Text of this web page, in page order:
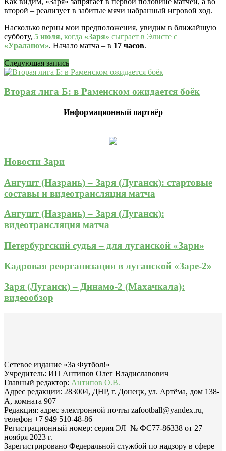
второй – реализует в забитые мячи набранный игровой ход.
Насколько верны мои предположения, увидим в ближайшую
субботу, 5 июля, когда «Заря» сыграет в Элисте с
«Ураланом». Начало матча – в 17 часов.
Следующая запись
Вторая лига Б: в Раменском ожидается боёк
Информационный партнёр
Новости Зари
Ангушт (Назрань) – Заря (Луганск): стартовые
составы и видеотрансляция матча
Ангушт (Назрань) – Заря (Луганск):
видеотрансляция матча
Петербургский судья – для луганской «Зари»
Кадровая реорганизация в луганской «Заре-2»
Заря (Луганск) – Динамо-2 (Махачкала):
видеообзор
Сетевое издание «За Футбол!»
Учредитель: ИП Антипов Олег Владиславович
Главный редактор: Антипов О.В.
Адрес редакции: 283004, ДНР, г. Донецк, ул. Артёма, дом 138-
А, комната 907
Редакция: адрес электронной почты zafootball@yandex.ru,
телефон +7 949 510-48-86
Регистрационный номер: серия ЭЛ № ФС77-86338 от 27
ноября 2023 г.
Зарегистрировано Федеральной службой по надзору в сфере